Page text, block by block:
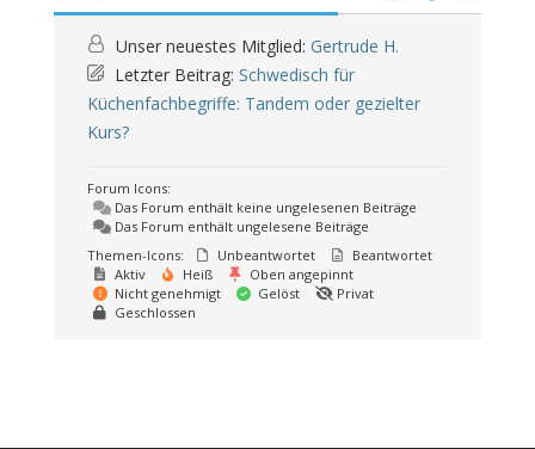
Unser neuestes Mitglied: Gertrude H.
Letzter Beitrag: Schwedisch für
Küchenfachbegriffe: Tandem oder gezielter
Kurs?
Forum Icons:
Das Forum enthält keine ungelesenen Beiträge
Das Forum enthält ungelesene Beiträge
Themen-Icons:
Unbeantwortet
Beantwortet
Aktiv
Heiß
Oben angepinnt
Nicht genehmigt
Gelöst
Privat
Geschlossen